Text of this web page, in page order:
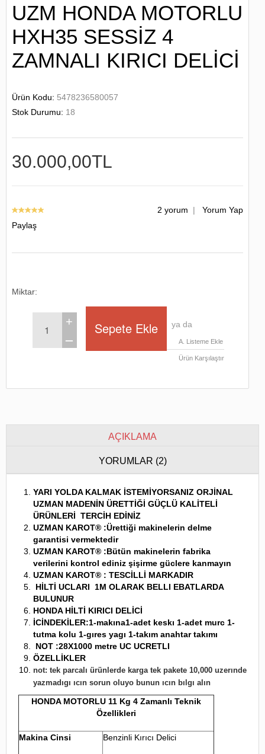
UZM HONDA MOTORLU
HXH35 SESSİZ 4
ZAMNALI KIRICI DELİCİ
Ürün Kodu: 5478236580057
Stok Durumu: 18
30.000,00TL
2 yorum |Yorum Yap
Paylaş
Miktar:
+
ــ
ya da
A. Listeme Ekle
Ürün Karşılaştır
AÇIKLAMA
YORUMLAR (2)
YARI YOLDA KALMAK İSTEMİYORSANIZ ORJİNAL
UZMAN MADENİN ÜRETTİĞİ GÜÇLÜ KALİTELİ
ÜRÜNLERİ TERCİH EDİNİZ
UZMAN KAROT® :Ürettiği makinelerin delme
garantisi vermektedir
UZMAN KAROT® :Bütün makinelerin fabrika
verilerini kontrol ediniz şişirme güclere kanmayın
UZMAN KAROT® : TESCİLLİ MARKADIR
HİLTİ UCLARI 1M OLARAK BELLI EBATLARDA
BULUNUR
HONDA HİLTİ KIRICI DELİCİ
İCİNDEKİLER:1-makına1-adet keskı 1-adet murc 1-
tutma kolu 1-gıres yagı 1-takım anahtar takımı
NOT :28X1000 metre UC UCRETLI
ÖZELLİKLER
not: tek parcalı ürünlerde karga tek pakete 10,000 uzerınde
yazmadıgı ıcın sorun oluyo bunun ıcın bılgı alın
HONDA MOTORLU 11 Kg 4 Zamanlı Teknik
Özellikleri
Makina Cinsi Benzinli Kırıcı Delici